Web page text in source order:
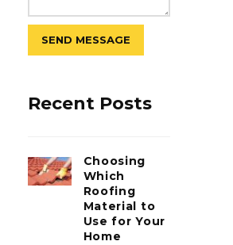
Recent Posts
Choosing
Which
Roofing
Material to
Use for Your
Home